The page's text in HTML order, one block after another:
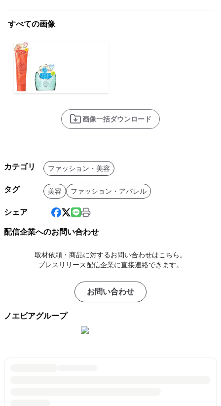
すべての画像
画像一括ダウンロード
カテゴリ ファッション・美容
タグ 美容 ファッション・アパレル
シェア
配信企業へのお問い合わせ
取材依頼・商品に対するお問い合わせはこちら。
プレスリリース配信企業に直接連絡できます。
お問い合わせ
ノエビアグループ